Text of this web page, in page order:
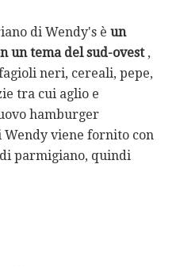
di Wendy's è un
un tema del sud-ovest,
neri, cereali, pepe,
tra cui aglio e
hamburger
viene fornito con
parmigiano, quindi